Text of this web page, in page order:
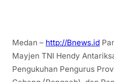
Medan – http://Bnews.id
Mayjen TNI Hendy
Pengukuhan Pengurus